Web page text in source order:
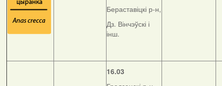
Бераставіцкі р-н,
Дз. Вінчэўскі і
інш.
16.03